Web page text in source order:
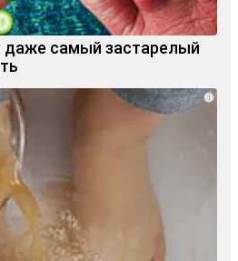
даже самый застарелый
i